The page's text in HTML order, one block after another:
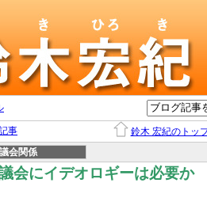
事
鈴木 宏紀のトッ
議会関係
会にイデオロギーは必要か